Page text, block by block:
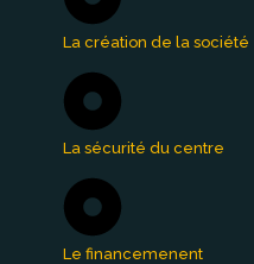
La création de la société
La sécurité du centre
Le financemenent